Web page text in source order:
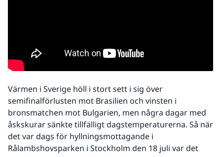
Värmen i Sverige höll i stort sett i sig över
semifinalförlusten mot Brasilien och vinsten i
bronsmatchen mot Bulgarien, men några dagar med
åskskurar sänkte tillfälligt dagstemperaturerna. Så när
det var dags för hyllningsmottagande i
Rålambshovsparken i Stockholm den 18 juli var det